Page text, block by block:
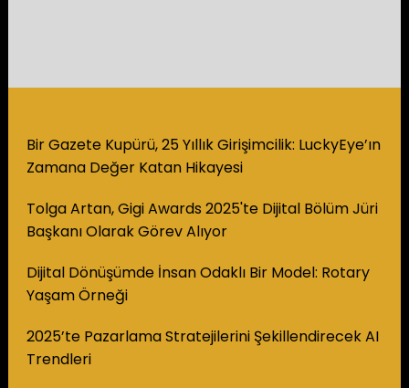
Bir Gazete Kupürü, 25 Yıllık Girişimcilik: LuckyEye’ın
Zamana Değer Katan Hikayesi
Tolga Artan, Gigi Awards 2025'te Dijital Bölüm Jüri
Başkanı Olarak Görev Alıyor
Dijital Dönüşümde İnsan Odaklı Bir Model: Rotary
Yaşam Örneği
2025’te Pazarlama Stratejilerini Şekillendirecek AI
Trendleri